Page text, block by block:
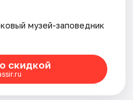
музей-заповедник
скидкой